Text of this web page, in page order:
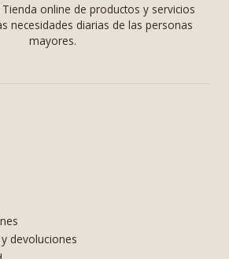
online de productos y servicios
necesidades diarias de las personas
mayores.
devoluciones